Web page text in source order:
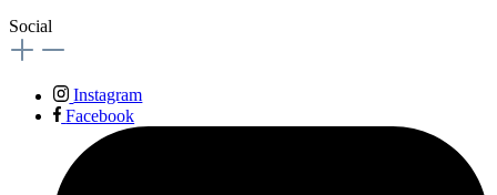
Social
Instagram
Facebook